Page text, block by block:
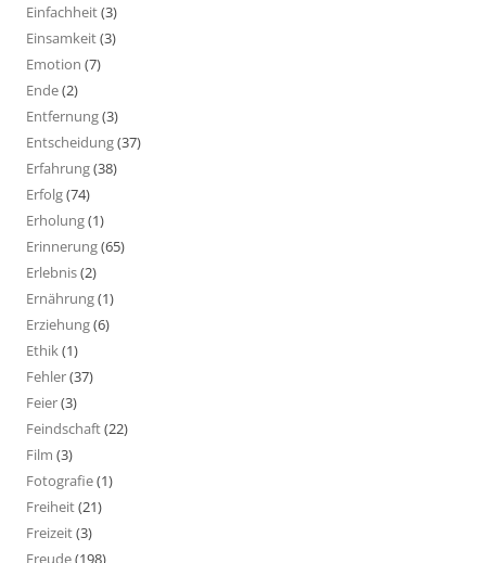
Einfachheit(3)
Einsamkeit(3)
Emotion (7)
Ende(2)
Entfernung(3)
Entscheidung(37)
Erfahrung(38)
Erfolg(74)
Erholung(1)
Erinnerung(65)
Erlebnis(2)
Ernährung(1)
Erziehung(6)
Ethik(1)
Fehler(37)
Feier(3)
Feindschaft(22)
Film (3)
Fotografie(1)
Freiheit(21)
Freizeit(3)
Freude(198)